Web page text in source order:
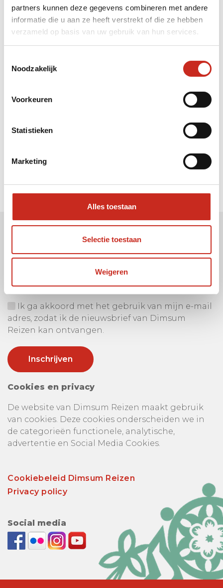
partners kunnen deze gegevens combineren met andere
informatie die u aan ze heeft verstrekt of die ze hebben
verzameld op basis van uw gebruik van hun services.
Noodzakelijk
Voorkeuren
Statistieken
Marketing
Alles toestaan
Selectie toestaan
Weigeren
Liever meteen contact met
Hanne ?
Mail: info@dim-sum.nl
Uw e-mail adres:
Ik ga akkoord met het gebruik van mijn e-mail
adres, zodat ik de nieuwsbrief van Dimsum
Reizen kan ontvangen.
Cookies en privacy
De website van Dimsum Reizen maakt gebruik
van cookies. Deze cookies onderscheiden we in
de categorieën functionele, analytische,
advertentie en Social Media Cookies.
Cookiebeleid Dimsum Reizen
Privacy policy
Social media